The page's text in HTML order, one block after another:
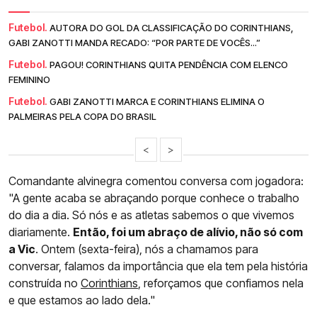
Futebol. AUTORA DO GOL DA CLASSIFICAÇÃO DO CORINTHIANS,
GABI ZANOTTI MANDA RECADO: “POR PARTE DE VOCÊS...”
Futebol. PAGOU! CORINTHIANS QUITA PENDÊNCIA COM ELENCO
FEMININO
Futebol. GABI ZANOTTI MARCA E CORINTHIANS ELIMINA O
PALMEIRAS PELA COPA DO BRASIL
< >
Comandante alvinegra comentou conversa com jogadora:
"A gente acaba se abraçando porque conhece o trabalho
do dia a dia. Só nós e as atletas sabemos o que vivemos
diariamente. Então, foi um abraço de alívio, não só com
a Vic. Ontem (sexta-feira), nós a chamamos para
conversar, falamos da importância que ela tem pela história
construída no Corinthians , reforçamos que confiamos nela
e que estamos ao lado dela."